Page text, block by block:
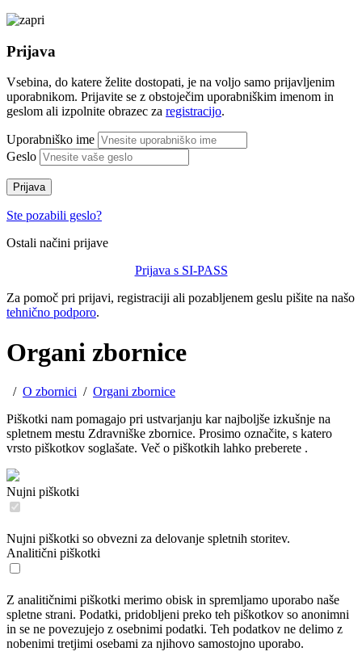
Prijava
Vsebina, do katere želite dostopati, je na voljo samo prijavljenim
uporabnikom. Prijavite se z obstoječim uporabniškim imenom in
geslom ali izpolnite obrazec za registracijo.
Uporabniško ime
Geslo
Prijava
Ste pozabili geslo?
Ostali načini prijave
Prijava s SI-PASS
Za pomoč pri prijavi, registraciji ali pozabljenem geslu pišite na našo
tehnično podporo.
Organi zbornice
/ O zbornici / Organi zbornice
Piškotki nam pomagajo pri ustvarjanju kar najboljše izkušnje na
spletnem mestu Zdravniške zbornice. Prosimo označite, s katero
vrsto piškotkov soglašate. Več o piškotkih lahko preberete .
Nujni piškotki
Nujni piškotki so obvezni za delovanje spletnih storitev.
Analitični piškotki
Z analitičnimi piškotki merimo obisk in spremljamo uporabo naše
spletne strani. Podatki, pridobljeni preko teh piškotkov so anonimni
in se ne povezujejo z osebnimi podatki. Teh podatkov ne delimo z
nobenimi tretjimi osebami za njihovo samostojno uporabo.